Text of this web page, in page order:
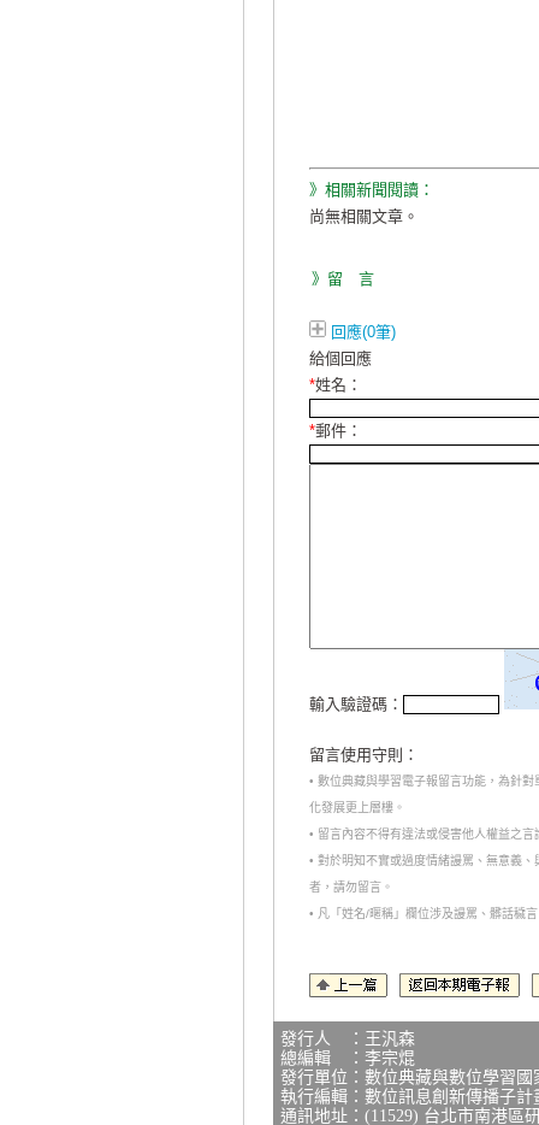
》相關新聞閱讀：
尚無相關文章。
》留 言
回應(0筆)
給個回應
*姓名：
*郵件：
輸入驗證碼：
留言使用守則：
• 數位典藏與學習電子報留言功能，為針
化發展更上層樓。
• 留言內容不得有違法或侵害他人權益之
• 對於明知不實或過度情緒謾罵、無意義
者，請勿留言。
• 凡「姓名/暱稱」欄位涉及謾罵、髒話穢
發行人 ：王汎森
總編輯 ：李宗焜
發行單位：數位典藏與數位學習
執行編輯：數位訊息創新傳播子計
通訊地址：(11529) 台北市南港區